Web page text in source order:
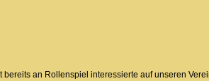
an Rollenspiel interessierte auf unseren